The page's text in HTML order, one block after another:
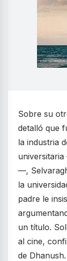
Sobre su
detalló que
la industria
—,
la
padre le
un título.
al cine,
de Dhanush.